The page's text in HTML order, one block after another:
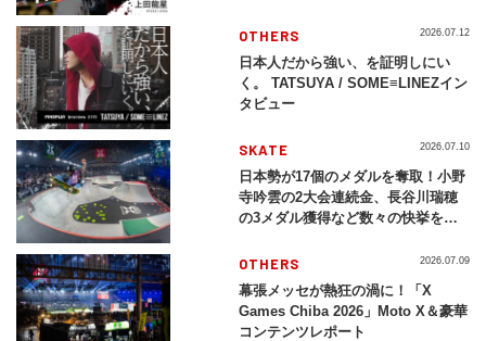
OTHERS
日本人だから強い、を証明しにい
く。 TATSUYA / SOME≡LINEZイン
タビュー
2026.07.12
SKATE
日本勢が17個のメダルを奪取！小野
寺吟雲の2大会連続金、長谷川瑞穂
の3メダル獲得など数々の快挙をプ
2026」
2026.07.10
OTHERS
幕張メッセが熱狂の渦に！「X
Games Chiba 2026」Moto X＆豪華
コンテンツレポート
2026.07.09